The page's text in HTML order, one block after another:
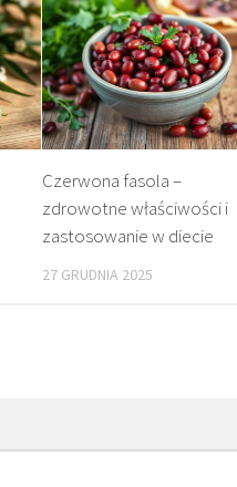
Czerwona fasola –
zdrowotne właściwości i
zastosowanie w diecie
27 GRUDNIA 2025